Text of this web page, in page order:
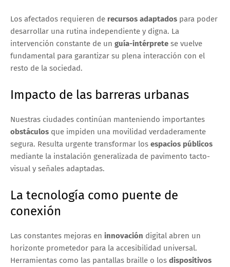
Los afectados requieren de recursos adaptados para poder
desarrollar una rutina independiente y digna. La
intervención constante de un guía-intérprete se vuelve
fundamental para garantizar su plena interacción con el
resto de la sociedad.
Impacto de las barreras urbanas
Nuestras ciudades continúan manteniendo importantes
obstáculos que impiden una movilidad verdaderamente
segura. Resulta urgente transformar los espacios públicos
mediante la instalación generalizada de pavimento tacto-
visual y señales adaptadas.
La tecnología como puente de
conexión
Las constantes mejoras en innovación digital abren un
horizonte prometedor para la accesibilidad universal.
Herramientas como las pantallas braille o los dispositivos